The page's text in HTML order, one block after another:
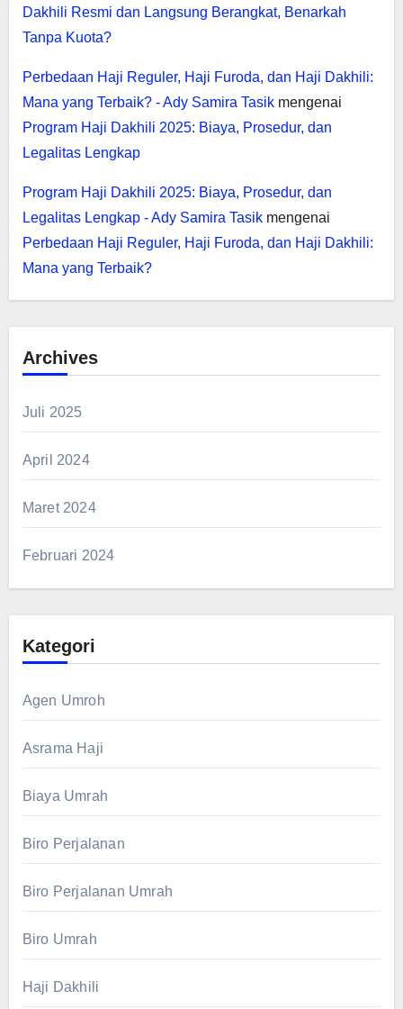
Dakhili Resmi dan Langsung Berangkat, Benarkah
Tanpa Kuota?
Perbedaan Haji Reguler, Haji Furoda, dan Haji Dakhili:
Mana yang Terbaik? - Ady Samira Tasikmengenai
Program Haji Dakhili 2025: Biaya, Prosedur, dan
Legalitas Lengkap
Program Haji Dakhili 2025: Biaya, Prosedur, dan
Legalitas Lengkap - Ady Samira Tasikmengenai
Perbedaan Haji Reguler, Haji Furoda, dan Haji Dakhili:
Mana yang Terbaik?
Archives
Juli 2025
April 2024
Maret 2024
Februari 2024
Kategori
Agen Umroh
Asrama Haji
Biaya Umrah
Biro Perjalanan
Biro Perjalanan Umrah
Biro Umrah
Haji Dakhili